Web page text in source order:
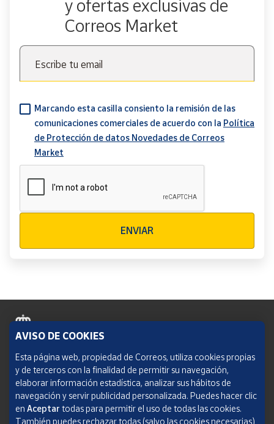
y ofertas exclusivas de
Correos Market
Escribe tu email
Marcando esta casilla consiento la remisión de las
comunicaciones comerciales de acuerdo con la Política
de Protección de datos Novedades de Correos
Market
ENVIAR
Política de cookies
Aviso legal
Condiciones del servicio
AVISO DE COOKIES
Esta página web, propiedad de Correos, utiliza cookies propias
y de terceros con la finalidad de permitir su navegación,
elaborar información estadística, analizar sus hábitos de
navegación y servir publicidad personalizada. Puedes hacer clic
en Aceptar todas para permitir el uso de todas las cookies.
También puedes rechazar todas (salvo las cookies necesarias)